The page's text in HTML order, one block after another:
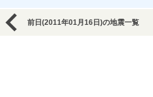
前日(2011年01月16日)の地震一覧